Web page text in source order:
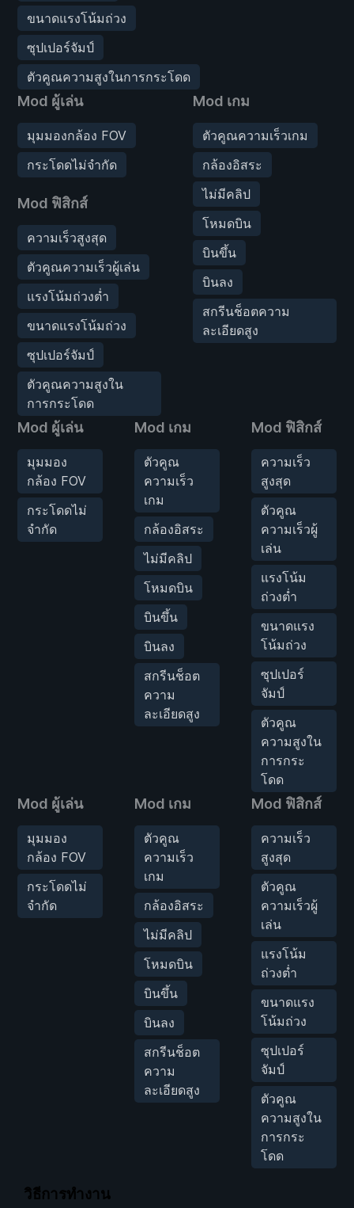
ขนาดแรงโน้มถ่วง
ซุปเปอร์จัมป์
ตัวคูณความสูงในการกระโดด
Mod ผู้เล่น
มุมมองกล้อง FOV
กระโดดไม่จำกัด
Mod ฟิสิกส์
ความเร็วสูงสุด
ตัวคูณความเร็วผู้เล่น
แรงโน้มถ่วงต่ำ
ขนาดแรงโน้มถ่วง
ซุปเปอร์จัมป์
ตัวคูณความสูงใน
การกระโดด
Mod เกม
ตัวคูณความเร็วเกม
กล้องอิสระ
ไม่มีคลิป
โหมดบิน
บินขึ้น
บินลง
สกรีนช็อตความ
ละเอียดสูง
Mod ผู้เล่น
มุมมอง
กล้อง FOV
กระโดดไม่
จำกัด
Mod เกม
ตัวคูณ
ความเร็ว
เกม
กล้องอิสระ
ไม่มีคลิป
โหมดบิน
บินขึ้น
บินลง
สกรีนช็อต
ความ
ละเอียดสูง
Mod ฟิสิกส์
ความเร็ว
สูงสุด
ตัวคูณ
ความเร็วผู้
เล่น
แรงโน้ม
ถ่วงต่ำ
ขนาดแรง
โน้มถ่วง
ซุปเปอร์
จัมป์
ตัวคูณ
ความสูงใน
การกระ
โดด
Mod ผู้เล่น
มุมมอง
กล้อง FOV
กระโดดไม่
จำกัด
Mod เกม
ตัวคูณ
ความเร็ว
เกม
กล้องอิสระ
ไม่มีคลิป
โหมดบิน
บินขึ้น
บินลง
สกรีนช็อต
ความ
ละเอียดสูง
Mod ฟิสิกส์
ความเร็ว
สูงสุด
ตัวคูณ
ความเร็วผู้
เล่น
แรงโน้ม
ถ่วงต่ำ
ขนาดแรง
โน้มถ่วง
ซุปเปอร์
จัมป์
ตัวคูณ
ความสูงใน
การกระ
โดด
วิธีการทำงาน